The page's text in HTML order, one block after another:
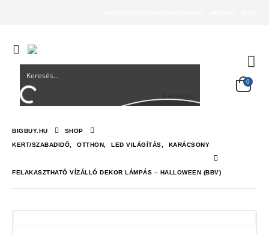
Keresés
0
BIGBUY.HU SHOP
KERT/SZABADIDŐ OTTHON LED VILÁGÍTÁS KARÁCSONY
FELAKASZTHATÓ VÍZÁLLÓ DEKOR LÁMPÁS – HALLOWEEN (BBV)